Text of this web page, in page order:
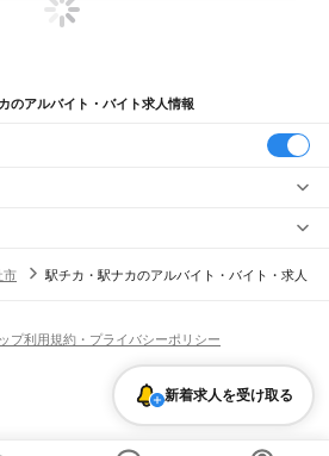
のアルバイト・バイト求人情報
井原市総社市高梁市新見市備前市瀬戸内市
小田郡真庭郡苫田郡勝田郡英田郡
富駅瀬戸駅上道駅東岡山駅 高島駅
新倉敷駅金光駅 鴨方駅 里庄駅
皿洗い・洗い場精肉・鮮魚加工
バー（BAR）・バーテンダー
飲食店（店長・マネージャー）
髪型・髪色自由ひげOKネイルOK
留学生・外国人活躍中
ネイル可岡山県 倉敷市 駅チカ・駅ナカ 眼鏡
市 駅チカ・駅ナカのアルバイト・バイト・求人
新着求人を受け取る
プ利用規約・プライバシーポリシー